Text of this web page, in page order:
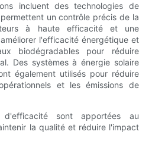
incluent des technologies de
un contrôle précis de la
à haute efficacité et une
l'efficacité énergétique et
biodégradables pour réduire
Des systèmes à énergie solaire
également utilisés pour réduire
et les émissions de
d'efficacité sont apportées au
la qualité et réduire l'impact